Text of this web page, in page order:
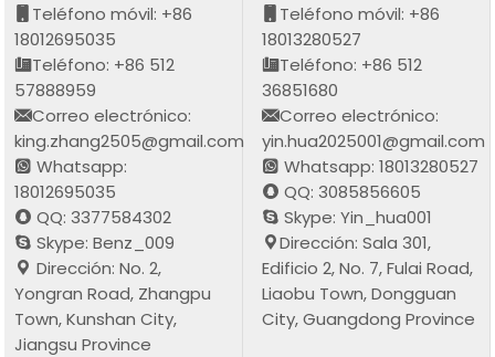
Teléfono móvil: +86
18012695035
Teléfono: +86 512
57888959
Correo electrónico:
king.zhang2505@gmail.com
Whatsapp:
18012695035
QQ: 3377584302
Skype: Benz_009
Dirección: No. 2,
Yongran Road, Zhangpu
Town, Kunshan City,
Jiangsu Province
Teléfono móvil: +86
18013280527
Teléfono: +86 512
36851680
Correo electrónico:
yin.hua2025001@gmail.com
Whatsapp: 18013280527
QQ: 3085856605
Skype: Yin_hua001
Dirección: Sala 301,
Edificio 2, No. 7, Fulai Road,
Liaobu Town, Dongguan
City, Guangdong Province